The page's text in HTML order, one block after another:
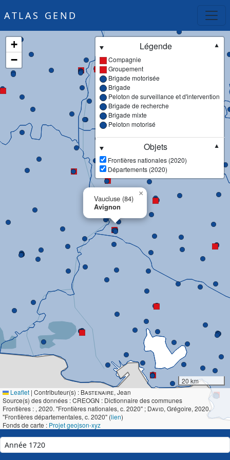
ATLAS GEND
Vaucluse (84)
Avignon
×
+
−
Légende
▼
Compagnie
Groupement
Brigade motorisée
Brigade
Peloton de surveillance et d'intervention
Brigade de recherche
Brigade mixte
Peloton motorisé
Objets
▼
Frontières nationales (2020)
Départements (2020)
20 km
Leaflet | Contributeur(s) : Bastenaire, Jean
Source(s) des données : CREOGN : Dictionnaire des communes
Frontières : , 2020. "Frontières nationales, c. 2020" ; David, Grégoire, 2020.
"Frontières départementales, c. 2020" (lien)
Fonds de carte : Projet geojson-xyz